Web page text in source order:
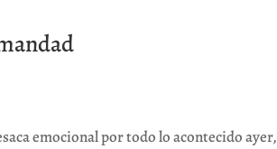
emocional por todo lo acontecido ayer,